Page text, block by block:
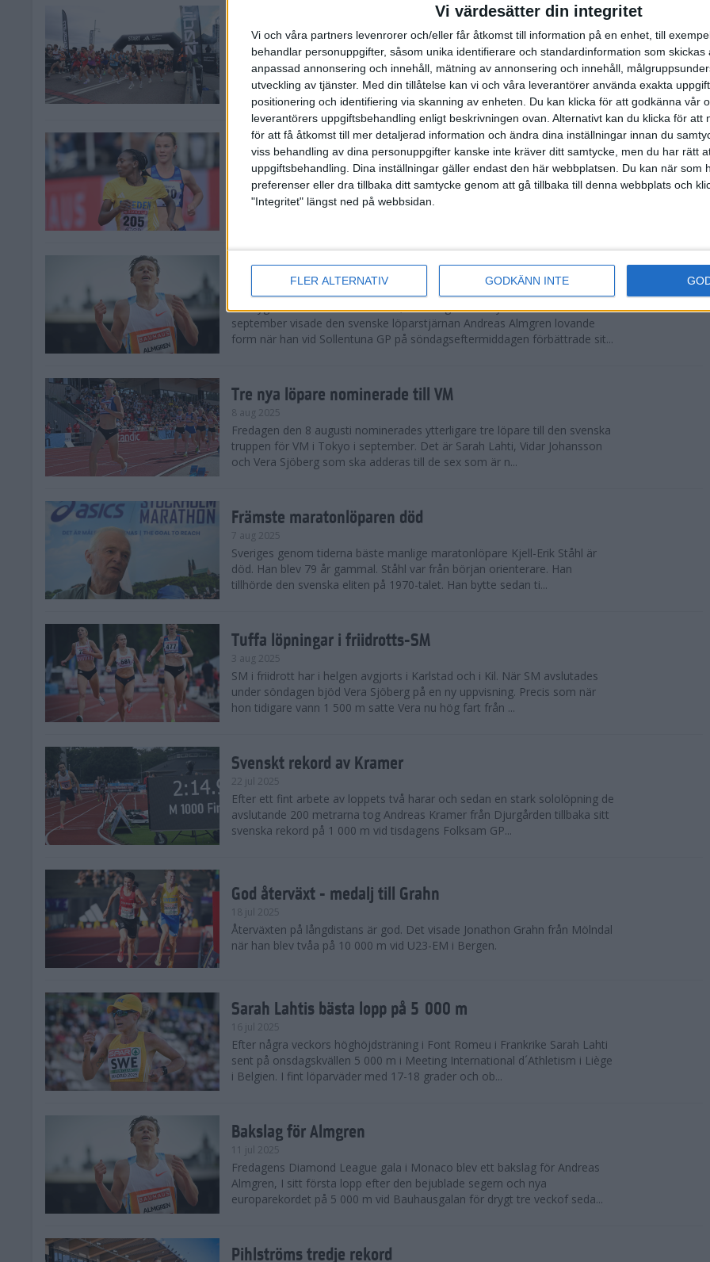
Vi värdesätter din integritet
Vi och våra partners levenrorer och/eller får åtkomst till information på en enhet, till
behandlar personuppgifter, såsom unika identifierare och standardinformation som skickas
anpassad annonsering och innehåll, mätning av annonsering och innehåll,
utveckling av tjänster. Med din tillåtelse kan vi och våra leverantörer använda exakta
positionering och identifiering via skanning av enheten. Du kan klicka för att godkänna vår
leverantörers uppgiftsbehandling enligt beskrivningen ovan. Alternativt kan du klicka för att
för att få åtkomst till mer detaljerad information och ändra dina inställningar innan du
viss behandling av dina personuppgifter kanske inte kräver ditt samtycke, men du har rätt
uppgiftsbehandling. Dina inställningar gäller endast den här webbplatsen. Du kan när som
preferenser eller dra tillbaka ditt samtycke genom att gå tillbaka till denna webbplats och
"Integritet" längst ned på webbsidan.
FLER ALTERNATIV GODKÄNN INTE
Snabbaste segertiden på 12 år i rekordstort adidas
Stockholm Halvmaraton
30 aug 2025
Ett slutsålt och rekordstort adidas Stockholm Halvmaraton avgjordes i
nästintill perfekt löparväder. 18 grader, mulet och väldigt lite vind. Totalt
var 19,866 löpare anmälda, varav 15,807 kom till sta...
Löparna viktiga när Sverige vann Finnkampen
26 aug 2025
Den hundrade upplagan av Finnkampen, världens äldsta och största
landskamp i friidrott, avgjordes inför fullsatta läktare på Stockholms
Svenskt rekord när Almgren testade VM-formen
En dryg månad före friidrotts-VM, som avgörs i Tokyo den 13-21
september visade den svenske löparstjärnan Andreas Almgren lovande
form när han vid Sollentuna GP på söndagseftermiddagen förbättrade sit...
Tre nya löpare nominerade till VM
8 aug 2025
Fredagen den 8 augusti nominerades ytterligare tre löpare till den svenska
truppen för VM i Tokyo i september. Det är Sarah Lahti, Vidar Johansson
och Vera Sjöberg som ska adderas till de sex som är n...
Främste maratonlöparen död
7 aug 2025
Sveriges genom tiderna bäste manlige maratonlöpare Kjell-Erik Ståhl är
död. Han blev 79 år gammal. Ståhl var från början orienterare. Han
tillhörde den svenska eliten på 1970-talet. Han bytte sedan ti...
Tuffa löpningar i friidrotts-SM
3 aug 2025
SM i friidrott har i helgen avgjorts i Karlstad och i Kil. När SM avslutades
under söndagen bjöd Vera Sjöberg på en ny uppvisning. Precis som när
hon tidigare vann 1 500 m satte Vera nu hög fart från ...
Svenskt rekord av Kramer
22 jul 2025
Efter ett fint arbete av loppets två harar och sedan en stark sololöpning de
avslutande 200 metrarna tog Andreas Kramer från Djurgården tillbaka sitt
svenska rekord på 1 000 m vid tisdagens Folksam GP...
God återväxt - medalj till Grahn
18 jul 2025
Återväxten på långdistans är god. Det visade Jonathon Grahn från Mölndal
när han blev tvåa på 10 000 m vid U23-EM i Bergen.
Sarah Lahtis bästa lopp på 5 000 m
16 jul 2025
Efter några veckors höghöjdsträning i Font Romeu i Frankrike Sarah Lahti
sent på onsdagskvällen 5 000 m i Meeting International d´Athletism i Liège
i Belgien. I fint löparväder med 17-18 grader och ob...
Bakslag för Almgren
11 jul 2025
Fredagens Diamond League gala i Monaco blev ett bakslag för Andreas
Almgren, I sitt första lopp efter den bejublade segern och nya
europarekordet på 5 000 m vid Bauhausgalan för drygt tre veckof seda...
Pihlströms tredje rekord